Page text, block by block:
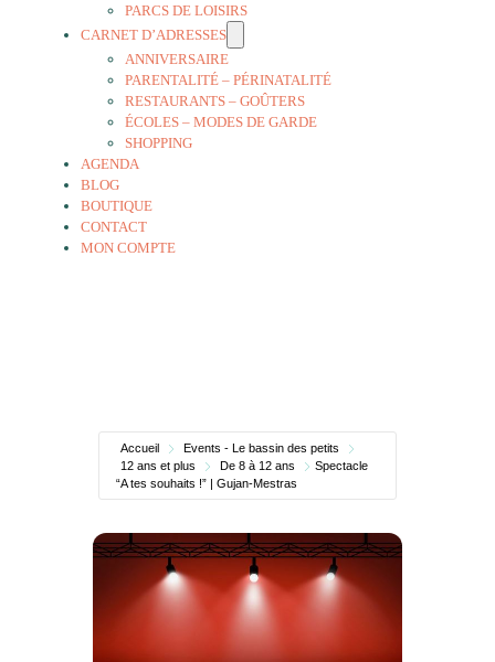
PARCS DE LOISIRS
CARNET D’ADRESSES
ANNIVERSAIRE
PARENTALITÉ – PÉRINATALITÉ
RESTAURANTS – GOÛTERS
ÉCOLES – MODES DE GARDE
SHOPPING
AGENDA
BLOG
BOUTIQUE
CONTACT
MON COMPTE
Accueil
Events - Le bassin des petits
12 ans et plus
De 8 à 12 ans
Spectacle
“A tes souhaits !” | Gujan-Mestras